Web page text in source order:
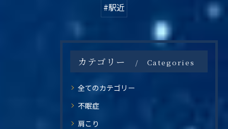
#駅近
カテゴリー Categories
全てのカテゴリー
不眠症
肩こり